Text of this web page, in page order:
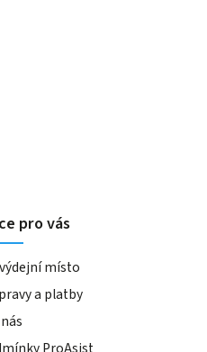
pro vás
místo
a platby
ProAsist